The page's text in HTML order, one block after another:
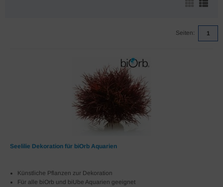
Seiten: 1
Seelilie Dekoration für biOrb Aquarien
Künstliche Pflanzen zur Dekoration
Für alle biOrb und biUbe Aquarien geeignet